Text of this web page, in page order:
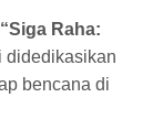
“Siga Raha:
didedikasikan
bencana di